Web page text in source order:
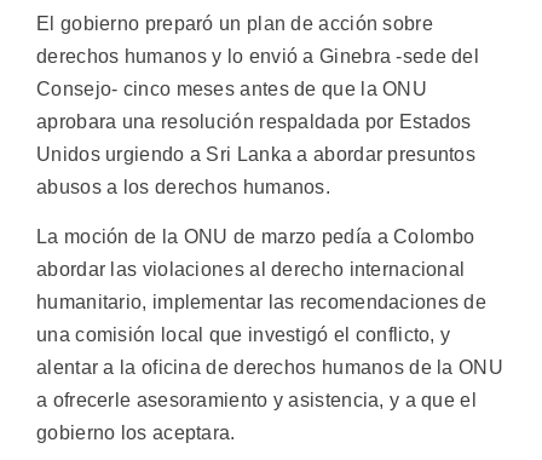
El gobierno preparó un plan de acción sobre
derechos humanos y lo envió a Ginebra -sede del
Consejo- cinco meses antes de que la ONU
aprobara una resolución respaldada por Estados
Unidos urgiendo a Sri Lanka a abordar presuntos
abusos a los derechos humanos.
La moción de la ONU de marzo pedía a Colombo
abordar las violaciones al derecho internacional
humanitario, implementar las recomendaciones de
una comisión local que investigó el conflicto, y
alentar a la oficina de derechos humanos de la ONU
a ofrecerle asesoramiento y asistencia, y a que el
gobierno los aceptara.